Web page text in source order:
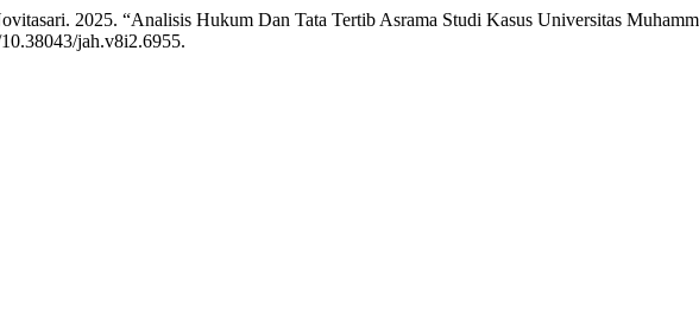
2025. “Analisis Hukum Dan Tata Tertib Asrama Studi Kasus Universitas
jah.v8i2.6955.